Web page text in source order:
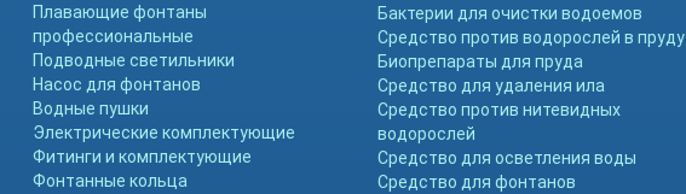
Плавающие фонтаны
профессиональные
Подводные светильники
Насос для фонтанов
Водные пушки
Электрические комплектующие
Фитинги и комплектующие
Фонтанные кольца
Бактерии для очистки водоемов
Средство против водорослей в пруду
Биопрепараты для пруда
Средство для удаления ила
Средство против нитевидных
водорослей
Средство для осветления воды
Средство для фонтанов